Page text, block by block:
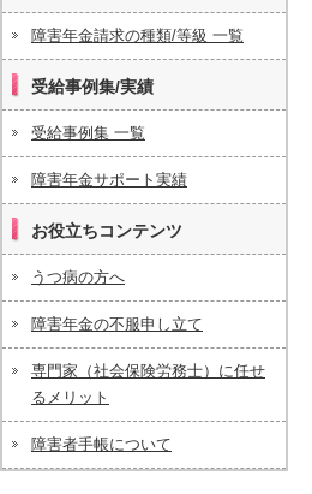
障害年金請求の種類/等級 一覧
受給事例集/実績
受給事例集 一覧
障害年金サポート実績
お役立ちコンテンツ
うつ病の方へ
障害年金の不服申し立て
専門家（社会保険労務士）に任せ
るメリット
障害者手帳について